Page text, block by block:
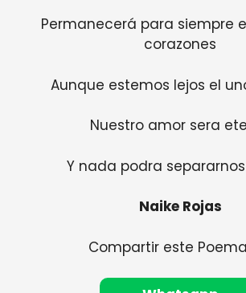
Permanecerá para siempre
corazones
Aunque estemos lejos el
Nuestro amor sera
Y nada podra
Naike Rojas
Compartir este